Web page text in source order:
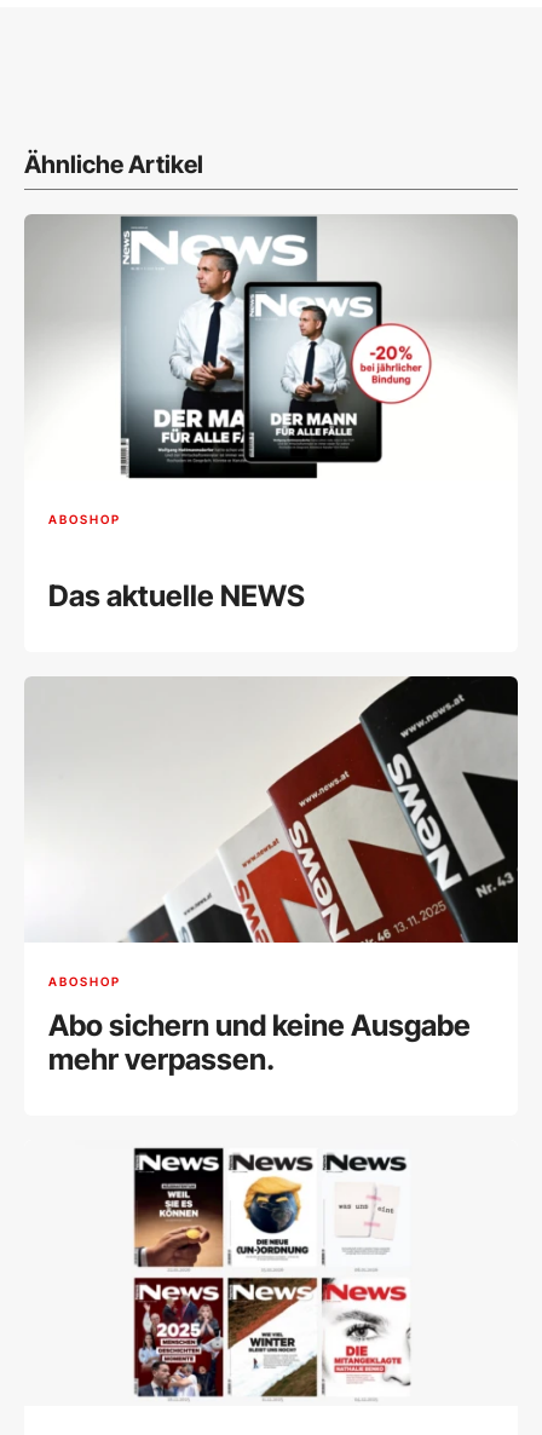
Ähnliche Artikel
ABOSHOP
Das aktuelle NEWS
ABOSHOP
Abo sichern und keine Ausgabe
mehr verpassen.